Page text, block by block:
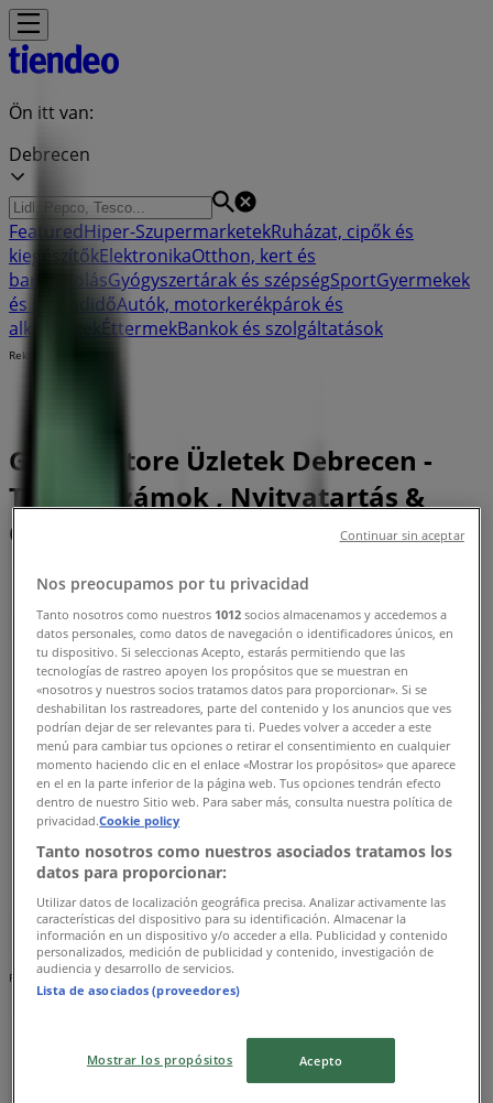
Ön itt van:
Debrecen
FeaturedHiper-SzupermarketekRuházat, cipők és
kiegészítőkElektronikaOtthon, kert és
barkácsolásGyógyszertárak és szépségSportGyermekek
és szabadidőAutók, motorkerékpárok és
alkatrészekÉttermekBankok és szolgáltatások
Reklám
Garage Store Üzletek Debrecen -
Telefonszámok , Nyitvatartás &
Címek
Tiendeo Debrecen-en»
Sport Kínálat Debrecenen»
Garage Store Debrecen»
Garage Store üzletek Debrecen
Garage Store
Csapó u. 30, Debrecen
141 m
Reklám
Nos preocupamos por tu privacidad
Tanto nosotros como nuestros 1012 socios almacenamos y accedemos a
datos personales, como datos de navegación o identificadores únicos, en
tu dispositivo. Si seleccionas Acepto, estarás permitiendo que las
tecnologías de rastreo apoyen los propósitos que se muestran en
«nosotros y nuestros socios tratamos datos para proporcionar». Si se
deshabilitan los rastreadores, parte del contenido y los anuncios que ves
podrían dejar de ser relevantes para ti. Puedes volver a acceder a este
menú para cambiar tus opciones o retirar el consentimiento en cualquier
momento haciendo clic en el enlace «Mostrar los propósitos» que aparece
en el en la parte inferior de la página web. Tus opciones tendrán efecto
dentro de nuestro Sitio web. Para saber más, consulta nuestra política de
privacidad.Cookie policy
Tanto nosotros como nuestros asociados tratamos los
datos para proporcionar:
Utilizar datos de localización geográfica precisa. Analizar activamente las
características del dispositivo para su identificación. Almacenar la
información en un dispositivo y/o acceder a ella. Publicidad y contenido
personalizados, medición de publicidad y contenido, investigación de
audiencia y desarrollo de servicios.
Lista de asociados (proveedores)
Mostrar los propósitos Acepto
Continuar sin aceptar